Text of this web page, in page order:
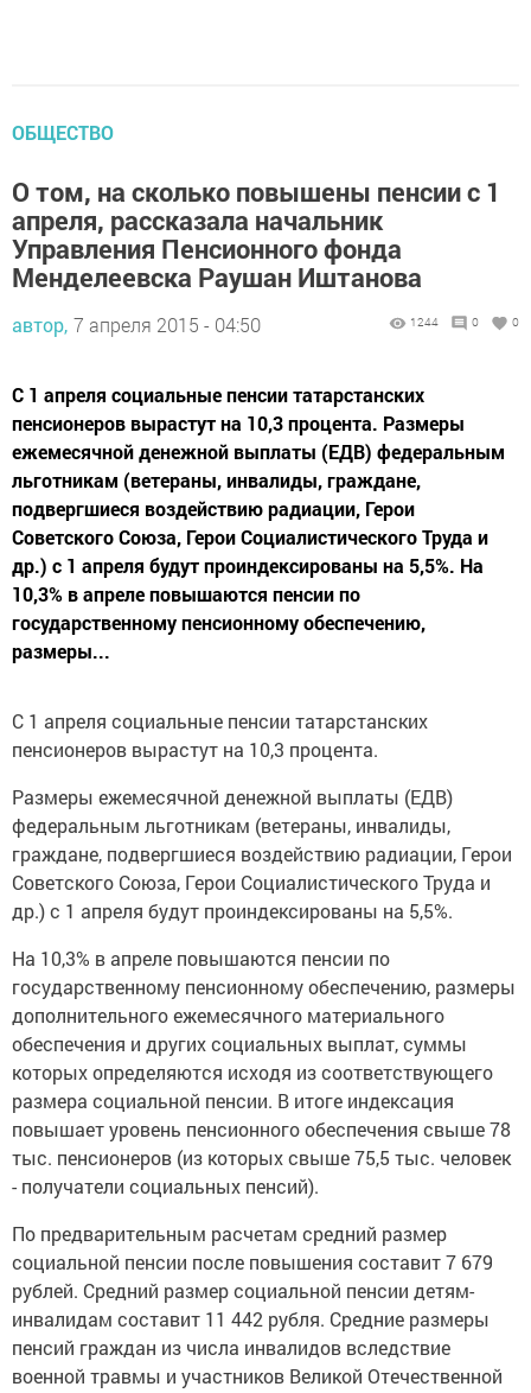
ОБЩЕСТВО
О том, на сколько повышены пенсии с 1
апреля, рассказала начальник
Управления Пенсионного фонда
Менделеевска Раушан Иштанова
автор, 7 апреля 2015 - 04:50 1244 0 0
C 1 апреля социальные пенсии татарстанских
пенсионеров вырастут на 10,3 процента. Размеры
ежемесячной денежной выплаты (ЕДВ) федеральным
льготникам (ветераны, инвалиды, граждане,
подвергшиеся воздействию радиации, Герои
Советского Союза, Герои Социалистического Труда и
др.) с 1 апреля будут проиндексированы на 5,5%. На
10,3% в апреле повышаются пенсии по
государственному пенсионному обеспечению,
размеры...
C 1 апреля социальные пенсии татарстанских
пенсионеров вырастут на 10,3 процента.
Размеры ежемесячной денежной выплаты (ЕДВ)
федеральным льготникам (ветераны, инвалиды,
граждане, подвергшиеся воздействию радиации, Герои
Советского Союза, Герои Социалистического Труда и
др.) с 1 апреля будут проиндексированы на 5,5%.
На 10,3% в апреле повышаются пенсии по
государственному пенсионному обеспечению, размеры
дополнительного ежемесячного материального
обеспечения и других социальных выплат, суммы
которых определяются исходя из соответствующего
размера социальной пенсии. В итоге индексация
повышает уровень пенсионного обеспечения свыше 78
тыс. пенсионеров (из которых свыше 75,5 тыс. человек
- получатели социальных пенсий).
По предварительным расчетам средний размер
социальной пенсии после повышения составит 7 679
рублей. Средний размер социальной пенсии детям-
инвалидам составит 11 442 рубля. Средние размеры
пенсий граждан из числа инвалидов вследствие
военной травмы и участников Великой Отечественной